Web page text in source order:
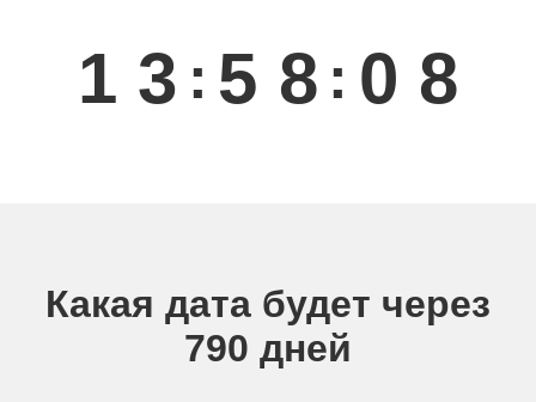
1 3 : 5 8 : 0 8
Какая дата будет через
790 дней